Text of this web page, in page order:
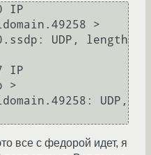
IP
>
UDP, length
IP
>
UDP,
все с федорой идет, я